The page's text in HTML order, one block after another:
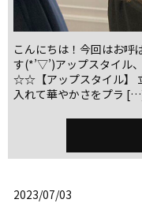
こんにちは！今回はお呼
す(*’▽’)アップスタイル
☆☆【アップスタイル】
入れて華やかさをプラ
2023/07/03